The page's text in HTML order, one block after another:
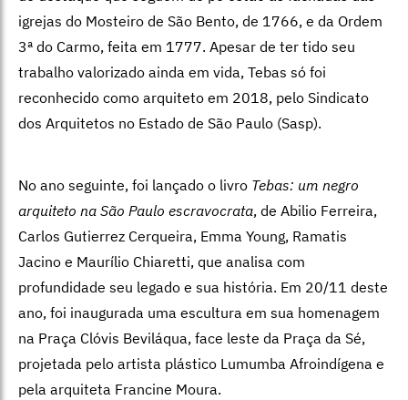
igrejas do Mosteiro de São Bento, de 1766, e da Ordem
3ª do Carmo, feita em 1777. Apesar de ter tido seu
trabalho valorizado ainda em vida, Tebas só foi
reconhecido como arquiteto em 2018, pelo Sindicato
dos Arquitetos no Estado de São Paulo (Sasp).
No ano seguinte, foi lançado o livro Tebas: um negro
arquiteto na São Paulo escravocrata, de Abilio Ferreira,
Carlos Gutierrez Cerqueira, Emma Young, Ramatis
Jacino e Maurílio Chiaretti, que analisa com
profundidade seu legado e sua história. Em 20/11 deste
ano, foi inaugurada uma escultura em sua homenagem
na Praça Clóvis Beviláqua, face leste da Praça da Sé,
projetada pelo artista plástico Lumumba Afroindígena e
pela arquiteta Francine Moura.